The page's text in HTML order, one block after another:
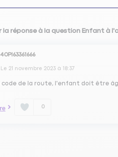
la réponse à la question Enfant à
40PI63361666
Le 21 novembre 2023 à 18:37
code de la route, l'enfant doit être
0